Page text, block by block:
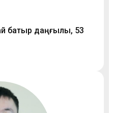
батыр даңғылы, 53